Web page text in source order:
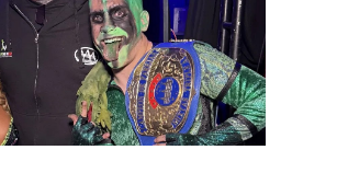
Rock vs Brock Lesnar:
- Undisputed WWE